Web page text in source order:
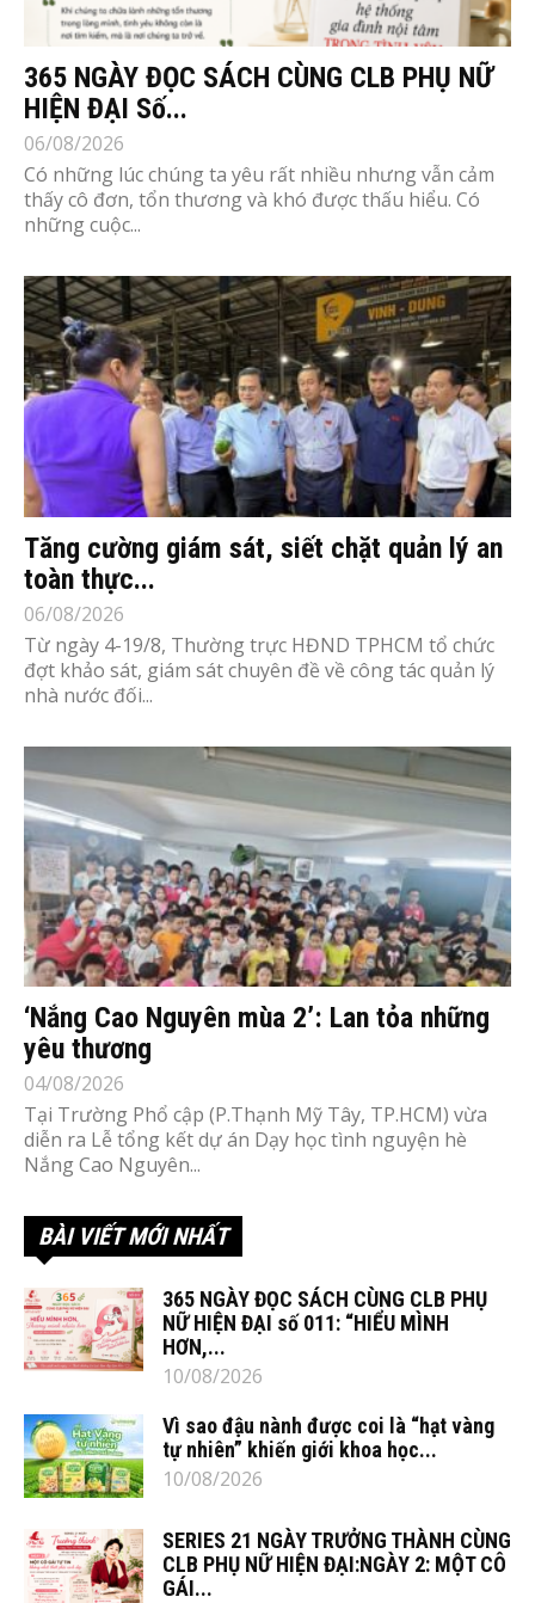
365 NGÀY ĐỌC SÁCH CÙNG CLB PHỤ NỮ
HIỆN ĐẠI Số...
06/08/2026
Có những lúc chúng ta yêu rất nhiều nhưng vẫn cảm
thấy cô đơn, tổn thương và khó được thấu hiểu. Có
những cuộc...
Tăng cường giám sát, siết chặt quản lý an
toàn thực...
06/08/2026
Từ ngày 4-19/8, Thường trực HĐND TPHCM tổ chức
đợt khảo sát, giám sát chuyên đề về công tác quản lý
nhà nước đối...
‘Nắng Cao Nguyên mùa 2’: Lan tỏa những
yêu thương
04/08/2026
Tại Trường Phổ cập (P.Thạnh Mỹ Tây, TP.HCM) vừa
diễn ra Lễ tổng kết dự án Dạy học tình nguyện hè
Nắng Cao Nguyên...
BÀI VIẾT MỚI NHẤT
365 NGÀY ĐỌC SÁCH CÙNG CLB PHỤ
NỮ HIỆN ĐẠI số 011: “HIỂU MÌNH
HƠN,...
10/08/2026
Vì sao đậu nành được coi là “hạt vàng
tự nhiên” khiến giới khoa học...
10/08/2026
SERIES 21 NGÀY TRƯỞNG THÀNH CÙNG
CLB PHỤ NỮ HIỆN ĐẠI:NGÀY 2: MỘT CÔ
GÁI...